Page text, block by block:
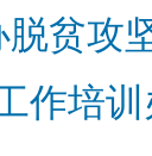
贫攻
作培